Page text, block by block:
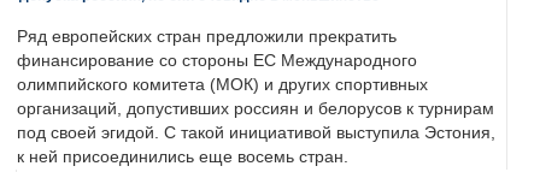
Ряд европейских стран предложили прекратить
финансирование со стороны ЕС Международного
олимпийского комитета (МОК) и других спортивных
организаций, допустивших россиян и белорусов к турнирам
под своей эгидой. С такой инициативой выступила Эстония,
к ней присоединились еще восемь стран.